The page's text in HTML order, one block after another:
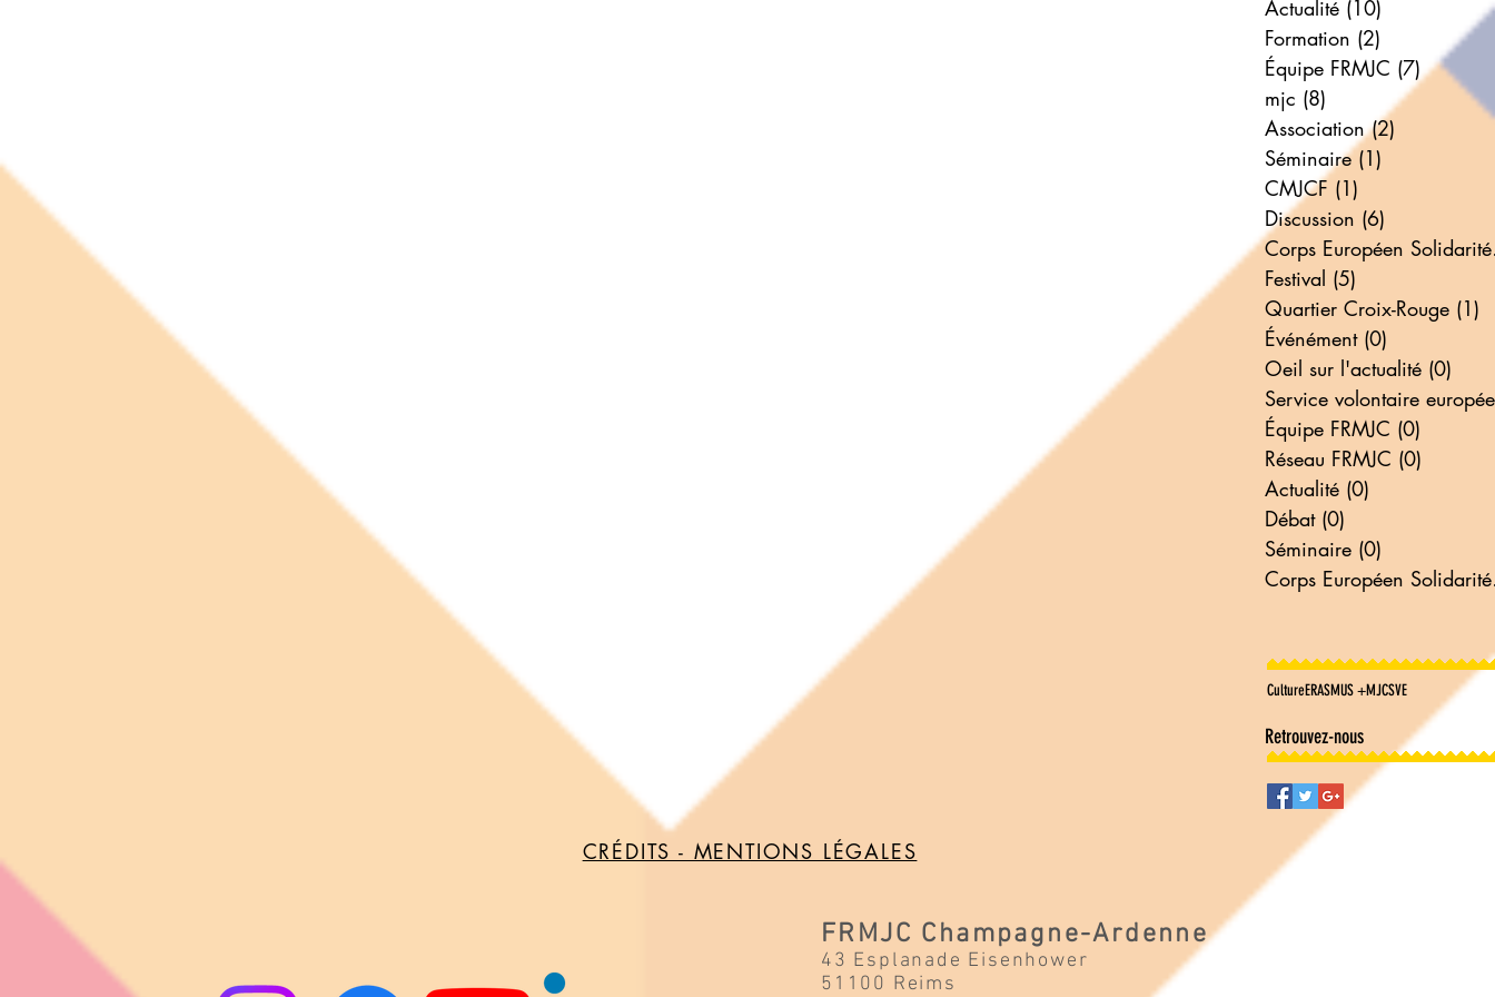
Actualité (10)
Formation (2)
Équipe FRMJC (7) 7 posts
mjc (8)
Association (2)
Séminaire (1)
CMJCF (1)
Discussion (6)
Festival (5)
Quartier Croix-Rouge (1)
Événément (0)
Oeil sur l'actualité (0)
Équipe FRMJC (0)
Réseau FRMJC (0)
Actualité (0)
Débat (0)
Séminaire (0)
CultureERASMUS +MJCSVE
Retrouvez-nous
CRÉDITS - MENTIONS LÉGALES
FRMJC Champagne-Ardenne
43 Esplanade Eisenhower
51100 Reims